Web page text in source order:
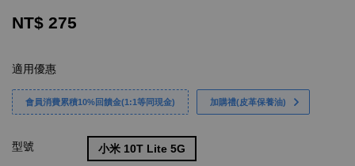
NT$ 275
適用優惠
會員消費累積10%回饋金(1:1等同現金) 加購禮(皮革保養油)
型號 小米 10T Lite 5G